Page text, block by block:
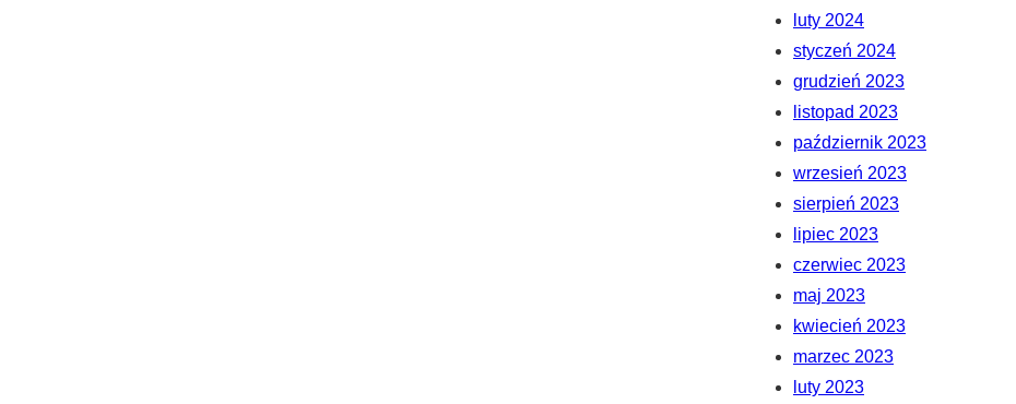
luty 2024
styczeń 2024
grudzień 2023
listopad 2023
październik 2023
wrzesień 2023
sierpień 2023
lipiec 2023
czerwiec 2023
maj 2023
kwiecień 2023
marzec 2023
luty 2023